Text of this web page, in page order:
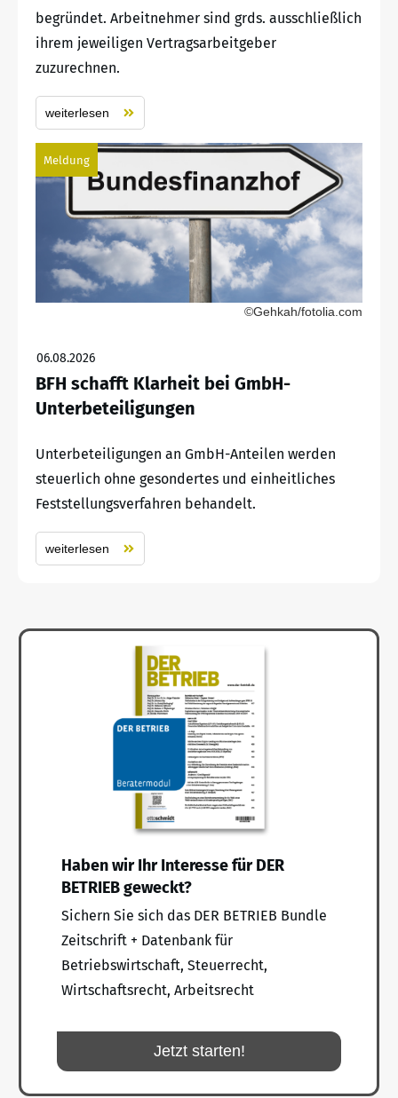
begründet. Arbeitnehmer sind grds. ausschließlich
ihrem jeweiligen Vertragsarbeitgeber
zuzurechnen.
weiterlesen
Meldung
©Gehkah/fotolia.com
06.08.2026
BFH schafft Klarheit bei GmbH-
Unterbeteiligungen
Unterbeteiligungen an GmbH-Anteilen werden
steuerlich ohne gesondertes und einheitliches
Feststellungsverfahren behandelt.
weiterlesen
Haben wir Ihr Interesse für DER
BETRIEB geweckt?
Sichern Sie sich das DER BETRIEB Bundle
Zeitschrift + Datenbank für
Betriebswirtschaft, Steuerrecht,
Wirtschaftsrecht, Arbeitsrecht
Jetzt starten!